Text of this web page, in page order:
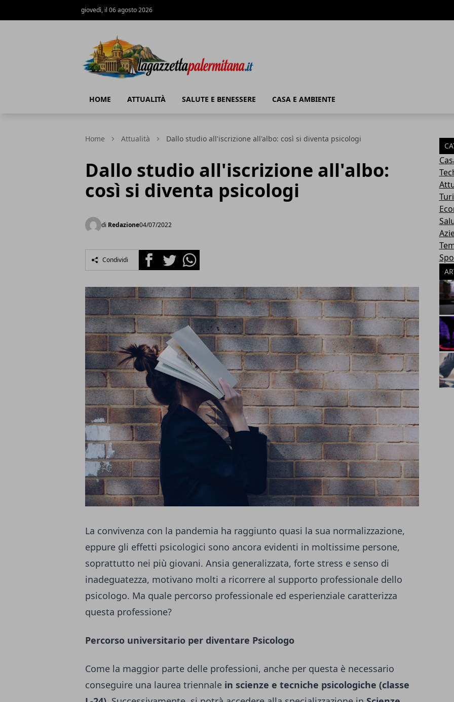
giovedì, il 06 agosto 2026
HOME ATTUALITÀ SALUTE E BENESSERE CASA E AMBIENTE
Home Attualità Dallo studio all'iscrizione all'albo: così si diventa psicologi
Dallo studio all'iscrizione all'albo:
così si diventa psicologi
di Redazione04/07/2022
Condividi FacebookTwitterWhatsapp
La convivenza con la pandemia ha raggiunto quasi la sua normalizzazione,
eppure gli effetti psicologici sono ancora evidenti in moltissime persone,
soprattutto nei più giovani. Ansia generalizzata, forte stress e senso di
inadeguatezza, motivano molti a ricorrere al supporto professionale dello
psicologo. Ma quale percorso professionale ed esperienziale caratterizza
questa professione?
Percorso universitario per diventare Psicologo
Come la maggior parte delle professioni, anche per questa è necessario
conseguire una laurea triennale in scienze e tecniche psicologiche (classe